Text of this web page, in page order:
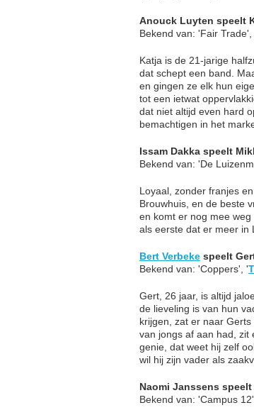
Anouck Luyten speelt
Bekend van: 'Fair
Katja is de 21-jarige
dat schept een band.
en gingen ze elk hun
tot een ietwat
dat niet altijd even hard
bemachtigen in het
Issam Dakka speelt
Bekend van: 'De
Loyaal, zonder franjes
Brouwhuis, en de beste
en komt er nog mee
als eerste dat er meer in
Bert Verbeke speelt
Bekend van: 'Coppers', '
Gert, 26 jaar, is altijd
de lieveling is van hun
krijgen, zat er naar
van jongs af aan had, zit
genie, dat weet hij zelf
wil hij zijn vader als
Naomi Janssens speelt
Bekend van: 'Campus